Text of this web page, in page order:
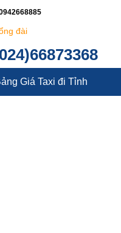
đài
Giá Taxi đi Tỉnh